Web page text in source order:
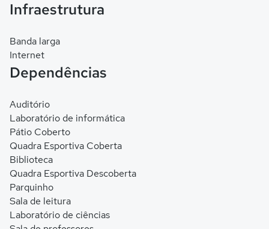
Infraestrutura
Banda larga
Internet
Dependências
Auditório
Laboratório de informática
Pátio Coberto
Quadra Esportiva Coberta
Biblioteca
Quadra Esportiva Descoberta
Parquinho
Sala de leitura
Laboratório de ciências